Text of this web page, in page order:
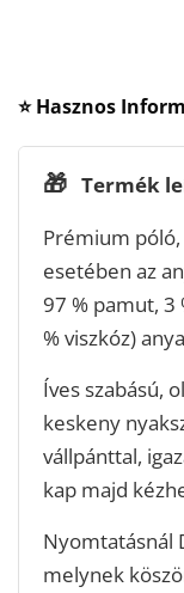
⭐ Hasznos
🎁 Termék
Prémium
esetében az
97 % pamut, 3
% viszkóz)
Íves szabású,
keskeny
vállpánttal,
kap majd
Nyomtatásnál
melynek